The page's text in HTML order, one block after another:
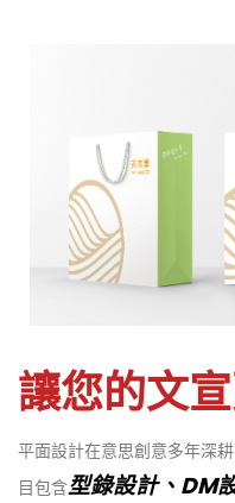
讓您的文
平面設計在意思創意多年深
目包含型錄設計、DM